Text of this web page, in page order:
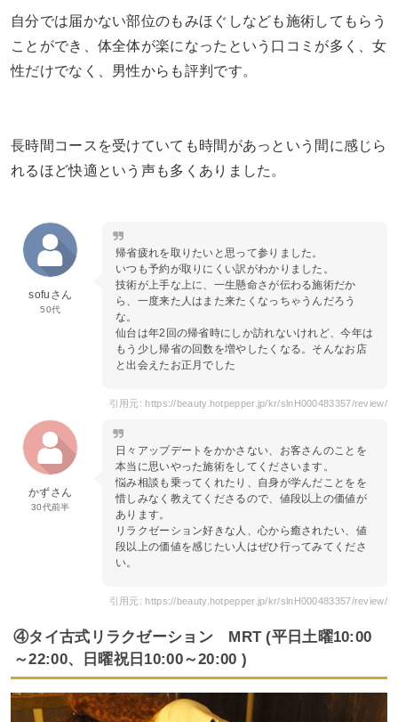
自分では届かない部位のもみほぐしなども施術してもらう
ことができ、体全体が楽になったという口コミが多く、女
性だけでなく、男性からも評判です。
長時間コースを受けていても時間があっという間に感じら
れるほど快適という声も多くありました。
sofuさん
50代
帰省疲れを取りたいと思って参りました。
いつも予約が取りにくい訳がわかりました。
技術が上手な上に、一生懸命さが伝わる施術だか
ら、一度来た人はまた来たくなっちゃうんだろう
な。
仙台は年2回の帰省時にしか訪れないけれど、今年は
もう少し帰省の回数を増やしたくなる。そんなお店
と出会えたお正月でした
引用元: https://beauty.hotpepper.jp/kr/slnH000483357/review/
かずさん
30代前半
日々アップデートをかかさない、お客さんのことを
本当に思いやった施術をしてくださいます。
悩み相談も乗ってくれたり、自身が学んだことをを
惜しみなく教えてくださるので、値段以上の価値が
あります。
リラクゼーション好きな人、心から癒されたい、値
段以上の価値を感じたい人はぜひ行ってみてくださ
い。
引用元: https://beauty.hotpepper.jp/kr/slnH000483357/review/
④タイ古式リラクゼーション MRT (平日土曜10:00
～22:00、日曜祝日10:00～20:00 )